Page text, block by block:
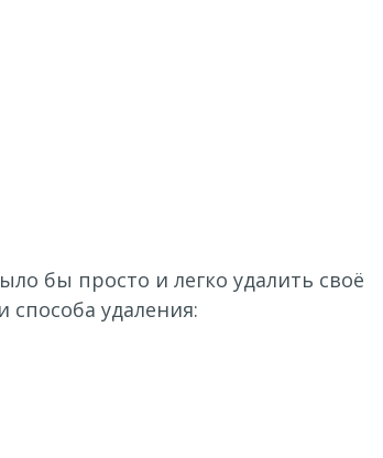
бы просто и легко удалить своё
удаления: